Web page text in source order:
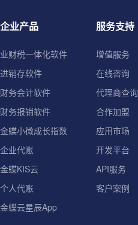
企业产品
业财税一体化软件
进销存软件
财务会计软件
财务报销软件
金蝶小微成长指数
企业代账
金蝶KIS云
个人代账
金蝶云星辰App
服务支持
增值服务
在线咨询
代理商查询
合作加盟
应用市场
开发平台
API服务
客户案例